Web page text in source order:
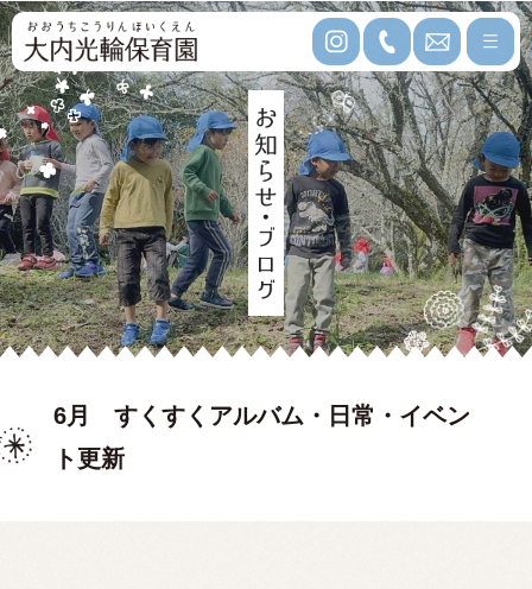
6月 すくすくアルバム・日常・イベン
ト更新